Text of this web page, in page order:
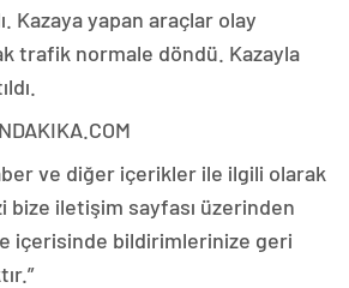
Kazaya yapan araçlar olay
trafik normale döndü. Kazayla
ve diğer içerikler ile ilgili olarak
bize iletişim sayfası üzerinden
içerisinde bildirimlerinize geri